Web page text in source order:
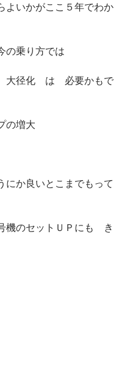
よいかがここ５年でわか
の乗り方では
大径化 は 必要かもで
の増大
か良いとこまでもって
機のセットＵＰにも き